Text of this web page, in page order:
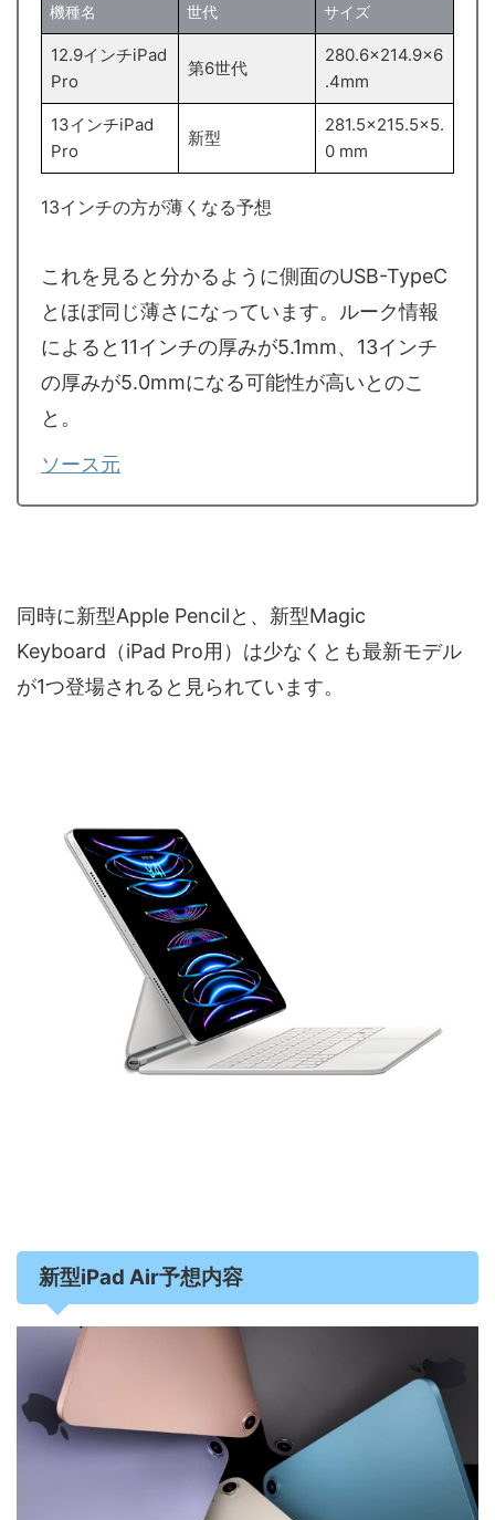
機種名 世代 サイズ
12.9インチiPad
Pro
第6世代
280.6×214.9×6
.4mm
13インチiPad
Pro
新型
281.5×215.5×5.
0 mm
13インチの方が薄くなる予想
これを見ると分かるように側面のUSB-TypeC
とほぼ同じ薄さになっています。ルーク情報
によると11インチの厚みが5.1mm、13インチ
の厚みが5.0mmになる可能性が高いとのこ
と。
ソース元
同時に新型Apple Pencilと、新型Magic
Keyboard（iPad Pro用）は少なくとも最新モデル
が1つ登場されると見られています。
新型iPad Air予想内容